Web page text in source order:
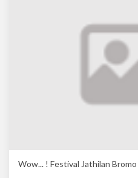
Wow... ! Festival Jathilan